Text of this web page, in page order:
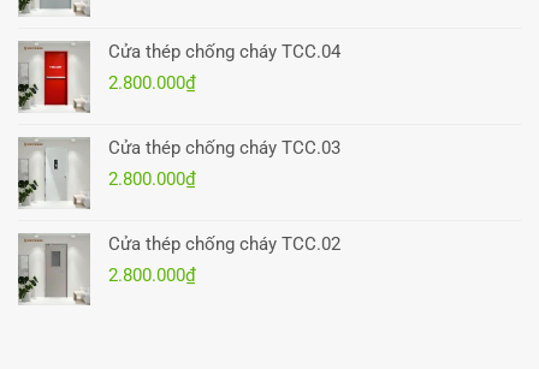
Cửa thép chống cháy TCC.04
2.800.000₫
Cửa thép chống cháy TCC.03
2.800.000₫
Cửa thép chống cháy TCC.02
2.800.000₫